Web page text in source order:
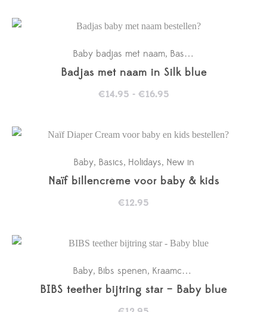
Baby badjas met naam, Basics
Badjas met naam in Silk blue
€14.95 - €16.95Prijsklasse:
Baby, Basics, Holidays, New in
Naïf billencrème voor baby & kids
€12.95
Baby, Bibs spenen, Kraamcadeaus
BIBS teether bijtring star – Baby blue